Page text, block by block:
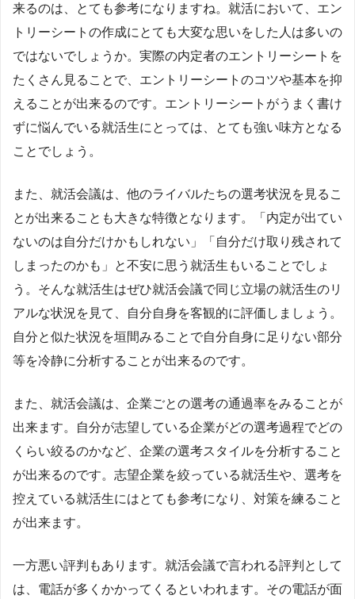
来るのは、とても参考になりますね。就活において、エン
トリーシートの作成にとても大変な思いをした人は多いの
ではないでしょうか。実際の内定者のエントリーシートを
たくさん見ることで、エントリーシートのコツや基本を抑
えることが出来るのです。エントリーシートがうまく書け
ずに悩んでいる就活生にとっては、とても強い味方となる
ことでしょう。
また、就活会議は、他のライバルたちの選考状況を見るこ
とが出来ることも大きな特徴となります。「内定が出てい
ないのは自分だけかもしれない」「自分だけ取り残されて
しまったのかも」と不安に思う就活生もいることでしょ
う。そんな就活生はぜひ就活会議で同じ立場の就活生のリ
アルな状況を見て、自分自身を客観的に評価しましょう。
自分と似た状況を垣間みることで自分自身に足りない部分
等を冷静に分析することが出来るのです。
また、就活会議は、企業ごとの選考の通過率をみることが
出来ます。自分が志望している企業がどの選考過程でどの
くらい絞るのかなど、企業の選考スタイルを分析すること
が出来るのです。志望企業を絞っている就活生や、選考を
控えている就活生にはとても参考になり、対策を練ること
が出来ます。
一方悪い評判もあります。就活会議で言われる評判として
は、電話が多くかかってくるといわれます。その電話が面